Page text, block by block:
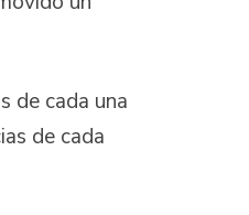
de cada una
de cada